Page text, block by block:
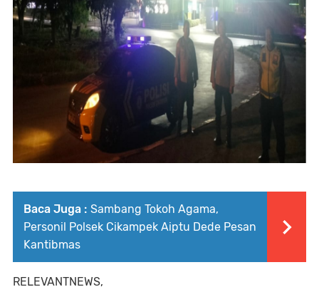
Baca Juga : Sambang Tokoh Agama,
Personil Polsek Cikampek Aiptu Dede Pesan
Kantibmas
RELEVANTNEWS,